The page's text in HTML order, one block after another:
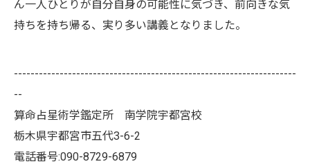
ん一人ひとりが自分自身の可能性に気づき、前向きな気
持ちを持ち帰る、実り多い講義となりました。
--------------------------------------------------------------------
--
算命占星術学鑑定所 南学院宇都宮校
栃木県宇都宮市五代3-6-2
電話番号:090-8729-6879